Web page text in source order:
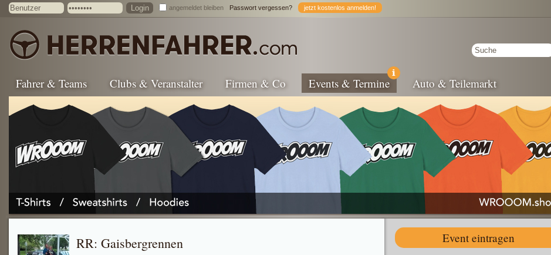
angemeldet bleiben Passwort vergessen? jetzt kostenlos anmelden!
Fahrer & Teams Clubs & Veranstalter Firmen & Co Events & Termine Auto & Teilemarkt
RR: Gaisbergrennen Event eintragen